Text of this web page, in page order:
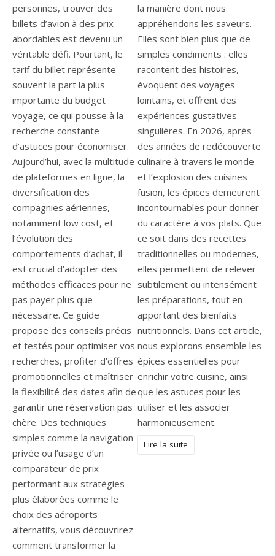
personnes, trouver des
billets d’avion à des prix
abordables est devenu un
véritable défi. Pourtant, le
tarif du billet représente
souvent la part la plus
importante du budget
voyage, ce qui pousse à la
recherche constante
d’astuces pour économiser.
Aujourd’hui, avec la multitude
de plateformes en ligne, la
diversification des
compagnies aériennes,
notamment low cost, et
l’évolution des
comportements d’achat, il
est crucial d’adopter des
méthodes efficaces pour ne
pas payer plus que
nécessaire. Ce guide
propose des conseils précis
et testés pour optimiser vos
recherches, profiter d’offres
promotionnelles et maîtriser
la flexibilité des dates afin de
garantir une réservation pas
chère. Des techniques
simples comme la navigation
privée ou l’usage d’un
comparateur de prix
performant aux stratégies
plus élaborées comme le
choix des aéroports
alternatifs, vous découvrirez
comment transformer la
la manière dont nous
appréhendons les saveurs.
Elles sont bien plus que de
simples condiments : elles
racontent des histoires,
évoquent des voyages
lointains, et offrent des
expériences gustatives
singulières. En 2026, après
des années de redécouverte
culinaire à travers le monde
et l’explosion des cuisines
fusion, les épices demeurent
incontournables pour donner
du caractère à vos plats. Que
ce soit dans des recettes
traditionnelles ou modernes,
elles permettent de relever
subtilement ou intensément
les préparations, tout en
apportant des bienfaits
nutritionnels. Dans cet article,
nous explorons ensemble les
épices essentielles pour
enrichir votre cuisine, ainsi
que les astuces pour les
utiliser et les associer
harmonieusement.
Lire la suite